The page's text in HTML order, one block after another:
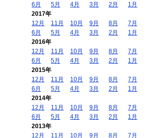
6月
5月 4月 3月 2月
1月
2017年
12月
11月 10月 9月 8月
7月
6月
5月 4月 3月 2月
1月
2016年
12月
11月 10月 9月 8月
7月
6月
5月 4月 3月 2月
1月
2015年
12月
11月 10月 9月 8月
7月
6月
5月 4月 3月 2月
1月
2014年
12月
11月 10月 9月 8月
7月
6月
5月 4月 3月 2月
1月
2013年
12月
11月 10月 9月 8月 7月